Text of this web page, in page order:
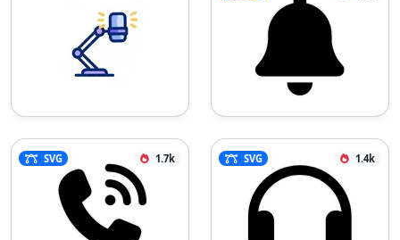
SVG 1.7k SVG 1.4k